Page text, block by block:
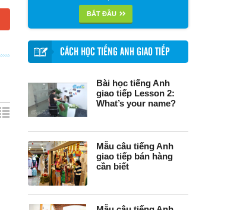
BẮT ĐẦU
CÁCH HỌC TIẾNG ANH GIAO TIẾP
Bài học tiếng Anh
giao tiếp Lesson 2:
What’s your name?
Mẫu câu tiếng Anh
giao tiếp bán hàng
cần biết